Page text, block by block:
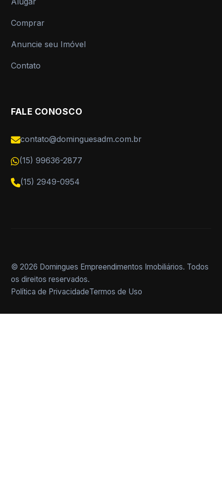
Comprar
Anuncie seu Imóvel
Contato
FALE CONOSCO
contato@dominguesadm.com.br
(15) 99636-2877
(15) 2949-0954
© 2026 Domingues Empreendimentos Imobiliários. Todos
os direitos reservados.
Política de PrivacidadeTermos de Uso